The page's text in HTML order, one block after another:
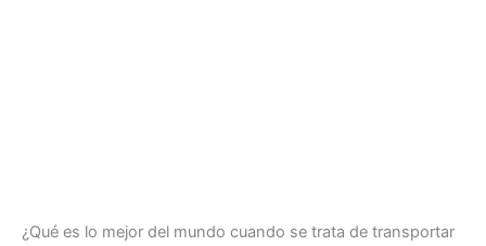
¿Qué es lo mejor del mundo cuando se trata de transportar